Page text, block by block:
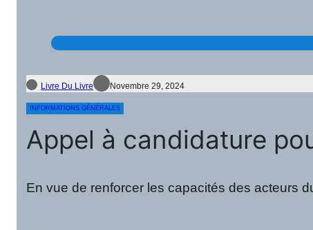
Livre Du Livre Novembre 29, 2024
INFORMATIONS GÉNÉRALES
Appel à candidature
En vue de renforcer les capacités des acteurs